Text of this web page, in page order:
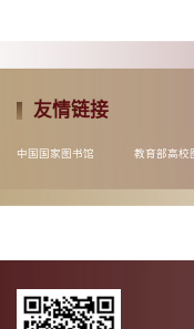
友情链接
中国国家图书馆 教育部高校